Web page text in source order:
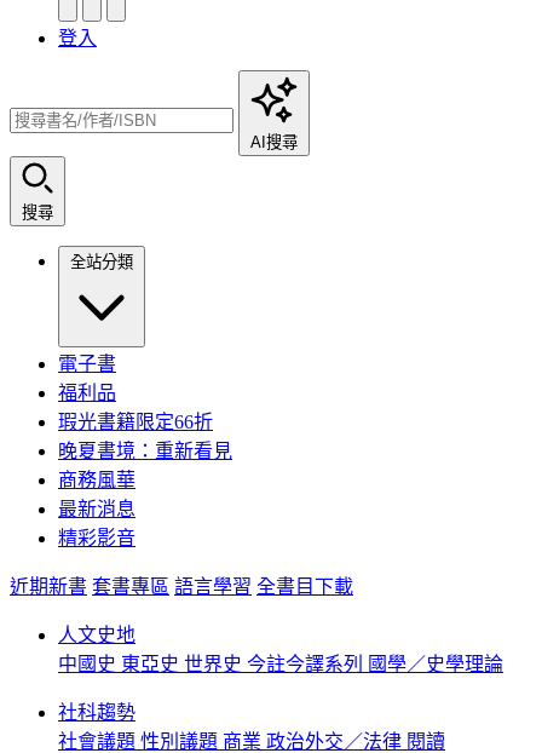
登入
AI搜尋
搜尋
全站分類
電子書
福利品
瑕光書籍限定66折
晚夏書境：重新看見
商務風華
最新消息
精彩影音
近期新書 套書專區 語言學習 全書目下載
人文史地
中國史 東亞史 世界史 今註今譯系列 國學／史學理論
社科趨勢
社會議題 性別議題 商業 政治外交／法律 閱讀